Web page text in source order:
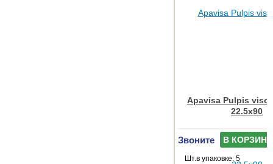
Apavisa Pulpis
22.5x90
Звоните В КОРЗИНУ
Шт.в упаковке: 5